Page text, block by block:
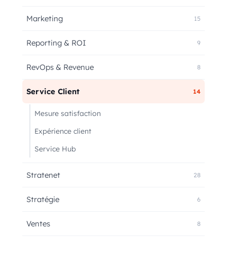
Marketing 15
Reporting & ROI 9
RevOps & Revenue 8
Service Client 14
Mesure satisfaction
Expérience client
Service Hub
Stratenet 28
Stratégie 6
Ventes 8